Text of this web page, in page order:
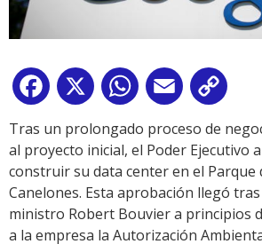
Facebook
X WhatsApp
Email
Link
Tras un prolongado proceso de
al proyecto inicial, el Poder Ejecutivo
construir su data center en el Parque
Canelones. Esta aprobación llegó
ministro Robert Bouvier a principios
a la empresa la Autorización